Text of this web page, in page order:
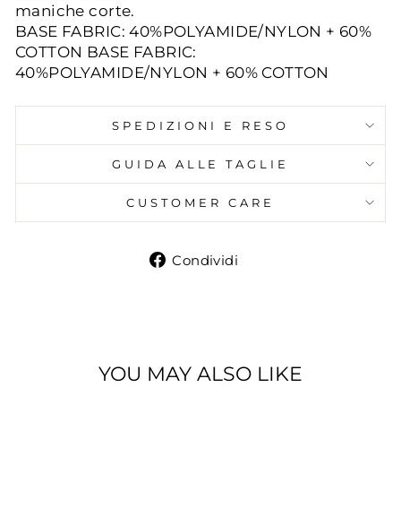
maniche corte.
BASE FABRIC: 40%POLYAMIDE/NYLON + 60%
COTTON BASE FABRIC:
40%POLYAMIDE/NYLON + 60% COTTON
SPEDIZIONI E RESO
GUIDA ALLE TAGLIE
CUSTOMER CARE
Condividi
YOU MAY ALSO LIKE